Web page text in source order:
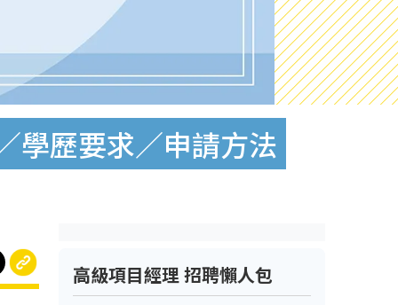
學歷要求／申請方法
高級項目經理 招聘懶人包